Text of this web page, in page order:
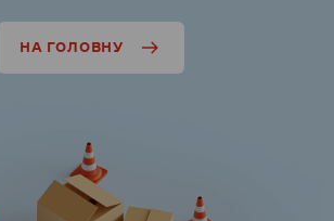
НА ГОЛОВНУ